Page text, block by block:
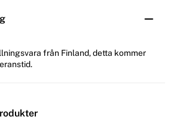
från Finland, detta kommer